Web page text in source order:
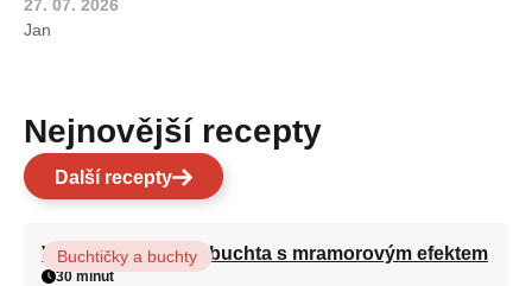
27. 07. 2026
Jan
Nejnovější recepty
Další recepty
Vláčná olejová litá buchta s mramorovým efektem
Buchtičky a buchty
30 minut